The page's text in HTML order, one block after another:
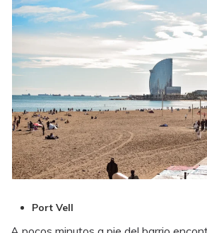
Port Vell